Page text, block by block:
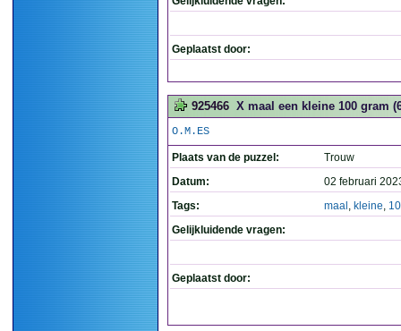
Geplaatst door:
925466 X maal een kleine 100 gram
O.M.ES
Plaats van de puzzel:
Trouw
Datum:
02 februari
Tags:
maal , kleine,
Gelijkluidende vragen:
Geplaatst door: